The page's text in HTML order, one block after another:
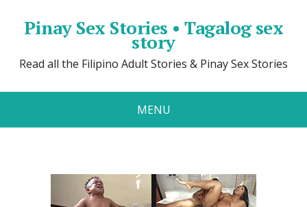
Pinay Sex Stories • Tagalog sex
story
Read all the Filipino Adult Stories & Pinay Sex Stories
MENU